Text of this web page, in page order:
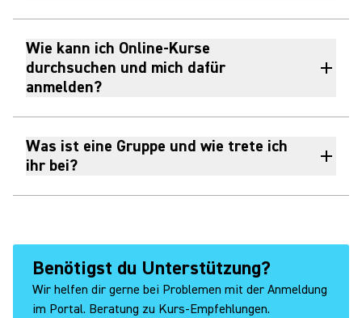
Wie kann ich Online‑Kurse
durchsuchen und mich dafür
anmelden?
Was ist eine Gruppe und wie trete ich
ihr bei?
Benötigst du Unterstützung?
Wir helfen dir gerne bei Problemen mit der Anmeldung
im Portal. Beratung zu Kurs‑Empfehlungen.